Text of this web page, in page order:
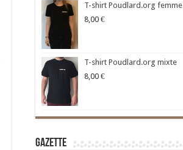
T-shirt Poudlard.org femme
8,00 €
T-shirt Poudlard.org mixte
8,00 €
Gazette